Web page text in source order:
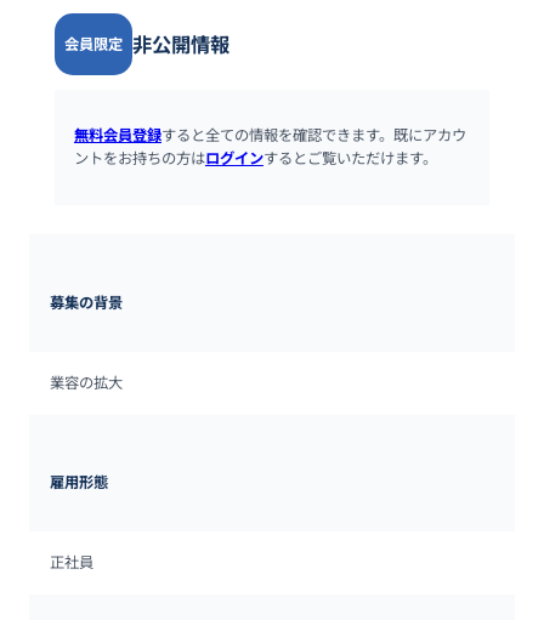
会員限定 非公開情報
無料会員登録すると全ての情報を確認できます。既にアカウ
ントをお持ちの方はログインするとご覧いただけます。
募集の背景
業容の拡大
雇用形態
正社員